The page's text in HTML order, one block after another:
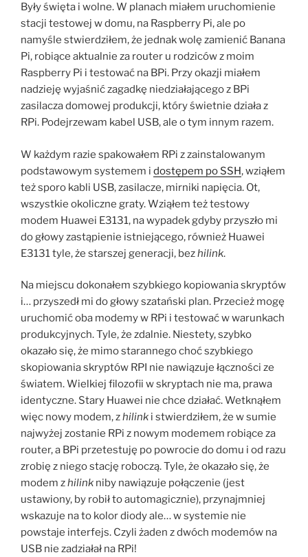
Były święta i wolne. W planach miałem uruchomienie
stacji testowej w domu, na Raspberry Pi, ale po
namyśle stwierdziłem, że jednak wolę zamienić Banana
Pi, robiące aktualnie za router u rodziców z moim
Raspberry Pi i testować na BPi. Przy okazji miałem
nadzieję wyjaśnić zagadkę niedziałającego z BPi
zasilacza domowej produkcji, który świetnie działa z
RPi. Podejrzewam kabel USB, ale o tym innym razem.
W każdym razie spakowałem RPi z zainstalowanym
podstawowym systemem i dostępem po SSH, wziąłem
też sporo kabli USB, zasilacze, mirniki napięcia. Ot,
wszystkie okoliczne graty. Wziąłem też testowy
modem Huawei E3131, na wypadek gdyby przyszło mi
do głowy zastąpienie istniejącego, również Huawei
E3131 tyle, że starszej generacji, bezhilink.
Na miejscu dokonałem szybkiego kopiowania skryptów
i… przyszedł mi do głowy szatański plan. Przecież mogę
uruchomić oba modemy w RPi i testować w warunkach
produkcyjnych. Tyle, że zdalnie. Niestety, szybko
okazało się, że mimo starannego choć szybkiego
skopiowania skryptów RPI nie nawiązuje łączności ze
światem. Wielkiej filozofii w skryptach nie ma, prawa
identyczne. Stary Huawei nie chce działać. Wetknąłem
więc nowy modem, zhilink i stwierdziłem, że w sumie
najwyżej zostanie RPi z nowym modemem robiące za
router, a BPi przetestuję po powrocie do domu i od razu
zrobię z niego stację roboczą. Tyle, że okazało się, że
modem zhilink niby nawiązuje połączenie (jest
ustawiony, by robił to automagicznie), przynajmniej
wskazuje na to kolor diody ale… w systemie nie
powstaje interfejs. Czyli żaden z dwóch modemów na
USB nie zadziałał na RPi!